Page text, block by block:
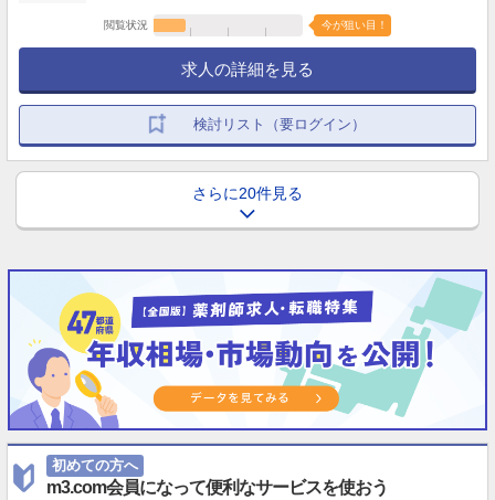
閲覧状況 今が狙い目！
求人の詳細を見る
検討リスト（要ログイン）
さらに20件見る
初めての方へ
m3.com会員になって便利なサービスを使おう